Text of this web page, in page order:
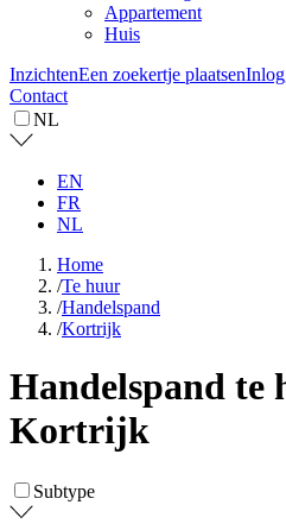
Appartement
Huis
InzichtenEen zoekertje plaatsen
Contact
NL
EN
FR
NL
Home
/Te huur
/Handelspand
/Kortrijk
Handelspand te
Kortrijk
Subtype